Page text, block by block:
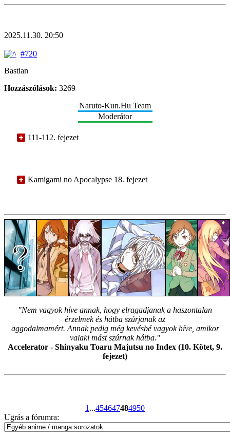
2025.11.30. 20:50
#720
Bastian
Hozzászólások: 3269
Naruto-Kun.Hu Team
Moderátor
111-112. fejezet
Kamigami no Apocalypse 18. fejezet
"Nem vagyok híve annak, hogy elragadjanak a haszontalan
érzelmek és hátba szúrjanak az
aggodalmamért. Annak pedig még kevésbé vagyok híve, amikor
valaki mást szúrnak hátba."
Accelerator - Shinyaku Toaru Majutsu no Index (10. Kötet, 9.
fejezet)
1 ...454647484950
Ugrás a fórumra: